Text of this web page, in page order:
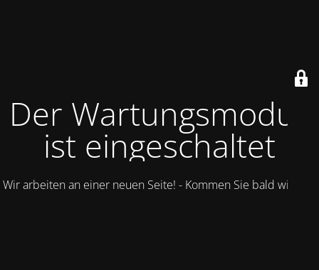
Der Wartungsmodus
ist eingeschaltet
Wir arbeiten an einer neuen Seite! - Kommen Sie bald wieder.